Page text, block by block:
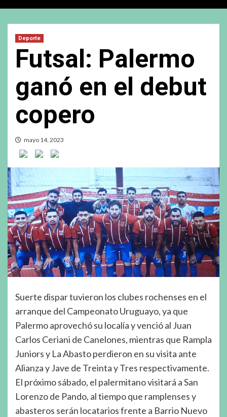
Deporte
Futsal: Palermo
ganó en el debut
copero
mayo 14, 2023
Suerte dispar tuvieron los clubes rochenses en el
arranque del Campeonato Uruguayo, ya que
Palermo aprovechó su localía y venció al Juan
Carlos Ceriani de Canelones, mientras que Rampla
Juniors y La Abasto perdieron en su visita ante
Alianza y Jave de Treinta y Tres respectivamente.
El próximo sábado, el palermitano visitará a San
Lorenzo de Pando, al tiempo que ramplenses y
abasteros serán locatarios frente a Barrio Nuevo